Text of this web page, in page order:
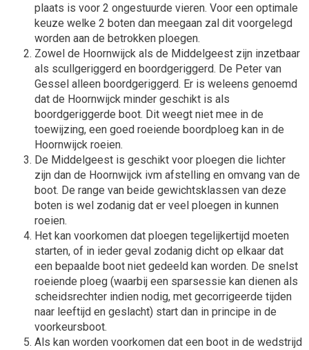
plaats is voor 2 ongestuurde vieren. Voor een optimale
keuze welke 2 boten dan meegaan zal dit voorgelegd
worden aan de betrokken ploegen.
Zowel de Hoornwijck als de Middelgeest zijn inzetbaar
als scullgeriggerd en boordgeriggerd. De Peter van
Gessel alleen boordgeriggerd. Er is weleens genoemd
dat de Hoornwijck minder geschikt is als
boordgeriggerde boot. Dit weegt niet mee in de
toewijzing, een goed roeiende boordploeg kan in de
Hoornwijck roeien.
De Middelgeest is geschikt voor ploegen die lichter
zijn dan de Hoornwijck ivm afstelling en omvang van de
boot. De range van beide gewichtsklassen van deze
boten is wel zodanig dat er veel ploegen in kunnen
roeien.
Het kan voorkomen dat ploegen tegelijkertijd moeten
starten, of in ieder geval zodanig dicht op elkaar dat
een bepaalde boot niet gedeeld kan worden. De snelst
roeiende ploeg (waarbij een sparsessie kan dienen als
scheidsrechter indien nodig, met gecorrigeerde tijden
naar leeftijd en geslacht) start dan in principe in de
voorkeursboot.
Als kan worden voorkomen dat een boot in de wedstrijd